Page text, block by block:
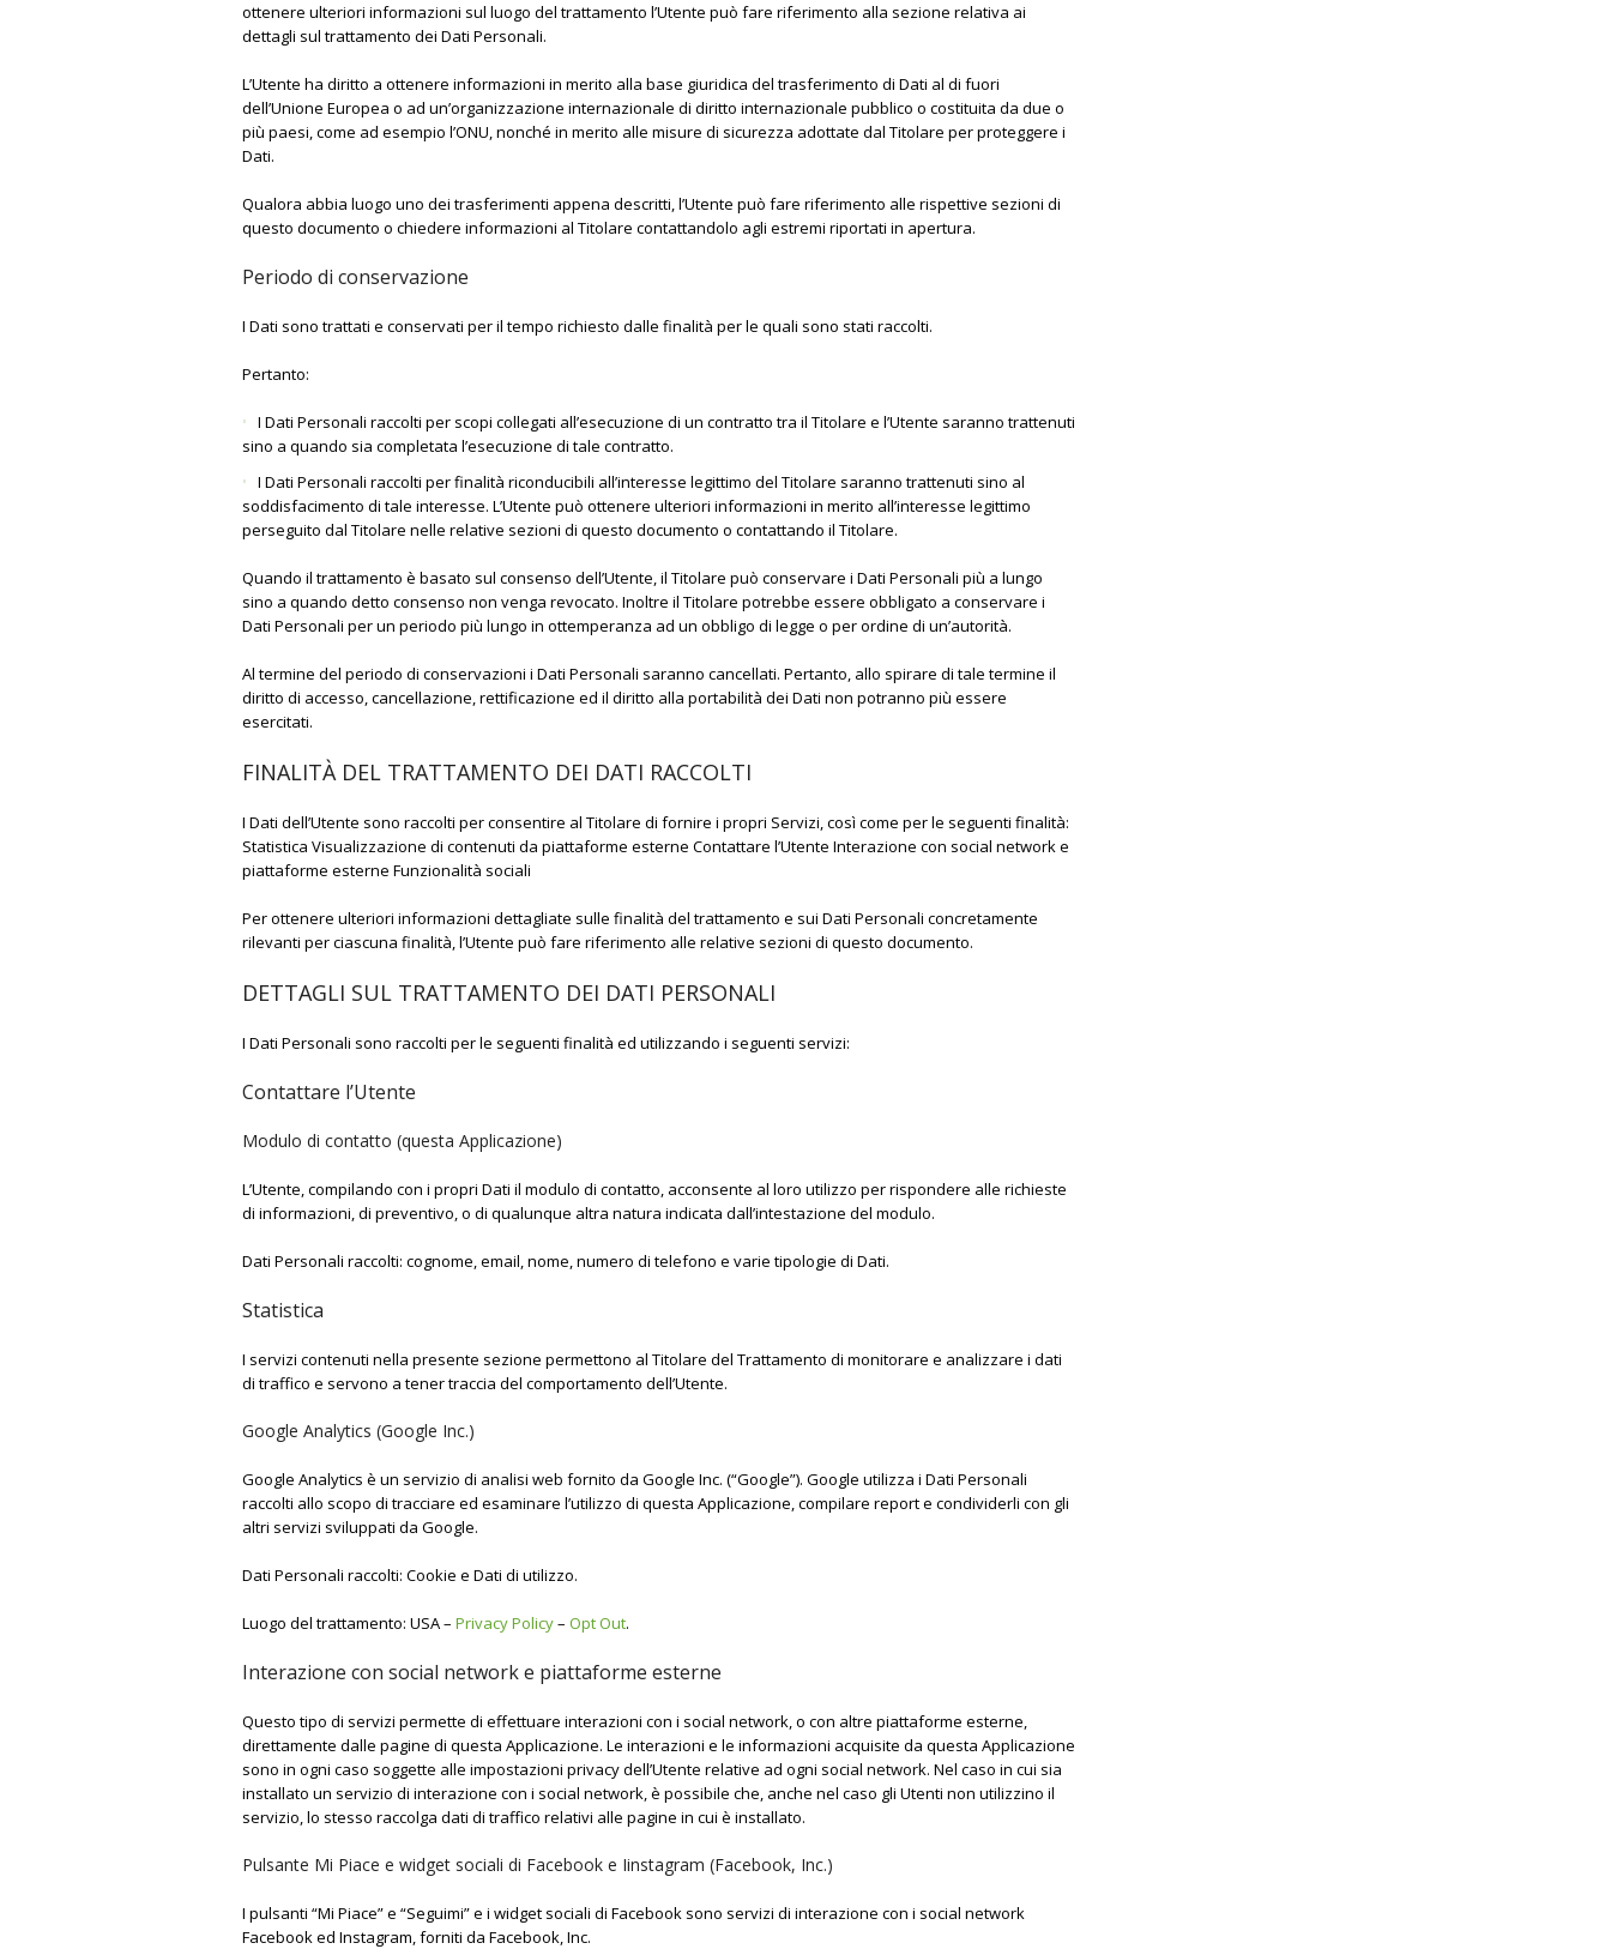
ottenere ulteriori informazioni sul luogo del trattamento l’Utente può fare riferimento alla sezione relativa ai
dettagli sul trattamento dei Dati Personali.
L’Utente ha diritto a ottenere informazioni in merito alla base giuridica del trasferimento di Dati al di fuori
dell’Unione Europea o ad un’organizzazione internazionale di diritto internazionale pubblico o costituita da due o
più paesi, come ad esempio l’ONU, nonché in merito alle misure di sicurezza adottate dal Titolare per proteggere i
Dati.
Qualora abbia luogo uno dei trasferimenti appena descritti, l’Utente può fare riferimento alle rispettive sezioni di
questo documento o chiedere informazioni al Titolare contattandolo agli estremi riportati in apertura.
Periodo di conservazione
I Dati sono trattati e conservati per il tempo richiesto dalle finalità per le quali sono stati raccolti.
Pertanto:
I Dati Personali raccolti per scopi collegati all’esecuzione di un contratto tra il Titolare e l’Utente saranno trattenuti
sino a quando sia completata l’esecuzione di tale contratto.
I Dati Personali raccolti per finalità riconducibili all’interesse legittimo del Titolare saranno trattenuti sino al
soddisfacimento di tale interesse. L’Utente può ottenere ulteriori informazioni in merito all’interesse legittimo
perseguito dal Titolare nelle relative sezioni di questo documento o contattando il Titolare.
Quando il trattamento è basato sul consenso dell’Utente, il Titolare può conservare i Dati Personali più a lungo
sino a quando detto consenso non venga revocato. Inoltre il Titolare potrebbe essere obbligato a conservare i
Dati Personali per un periodo più lungo in ottemperanza ad un obbligo di legge o per ordine di un’autorità.
Al termine del periodo di conservazioni i Dati Personali saranno cancellati. Pertanto, allo spirare di tale termine il
diritto di accesso, cancellazione, rettificazione ed il diritto alla portabilità dei Dati non potranno più essere
esercitati.
FINALITÀ DEL TRATTAMENTO DEI DATI RACCOLTI
I Dati dell’Utente sono raccolti per consentire al Titolare di fornire i propri Servizi, così come per le seguenti finalità:
Statistica Visualizzazione di contenuti da piattaforme esterne Contattare l’Utente Interazione con social network e
piattaforme esterne Funzionalità sociali
Per ottenere ulteriori informazioni dettagliate sulle finalità del trattamento e sui Dati Personali concretamente
rilevanti per ciascuna finalità, l’Utente può fare riferimento alle relative sezioni di questo documento.
DETTAGLI SUL TRATTAMENTO DEI DATI PERSONALI
I Dati Personali sono raccolti per le seguenti finalità ed utilizzando i seguenti servizi:
Contattare l’Utente
Modulo di contatto (questa Applicazione)
L’Utente, compilando con i propri Dati il modulo di contatto, acconsente al loro utilizzo per rispondere alle richieste
di informazioni, di preventivo, o di qualunque altra natura indicata dall’intestazione del modulo.
Dati Personali raccolti: cognome, email, nome, numero di telefono e varie tipologie di Dati.
Statistica
I servizi contenuti nella presente sezione permettono al Titolare del Trattamento di monitorare e analizzare i dati
di traffico e servono a tener traccia del comportamento dell’Utente.
Google Analytics (Google Inc.)
Google Analytics è un servizio di analisi web fornito da Google Inc. (“Google”). Google utilizza i Dati Personali
raccolti allo scopo di tracciare ed esaminare l’utilizzo di questa Applicazione, compilare report e condividerli con gli
altri servizi sviluppati da Google.
Dati Personali raccolti: Cookie e Dati di utilizzo.
Luogo del trattamento: USA – Privacy Policy– Opt Out.
Interazione con social network e piattaforme esterne
Questo tipo di servizi permette di effettuare interazioni con i social network, o con altre piattaforme esterne,
direttamente dalle pagine di questa Applicazione. Le interazioni e le informazioni acquisite da questa Applicazione
sono in ogni caso soggette alle impostazioni privacy dell’Utente relative ad ogni social network. Nel caso in cui sia
installato un servizio di interazione con i social network, è possibile che, anche nel caso gli Utenti non utilizzino il
servizio, lo stesso raccolga dati di traffico relativi alle pagine in cui è installato.
Pulsante Mi Piace e widget sociali di Facebook e Iinstagram (Facebook, Inc.)
I pulsanti “Mi Piace” e “Seguimi” e i widget sociali di Facebook sono servizi di interazione con i social network
Facebook ed Instagram, forniti da Facebook, Inc.